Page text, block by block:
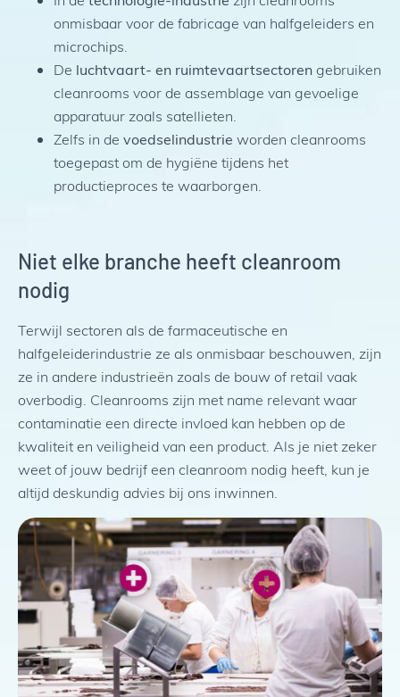
onmisbaar voor de fabricage van halfgeleiders en
microchips.
De luchtvaart- en ruimtevaartsectorengebruiken
cleanrooms voor de assemblage van gevoelige
apparatuur zoals satellieten.
Zelfs in de voedselindustrie worden cleanrooms
toegepast om de hygiëne tijdens het
productieproces te waarborgen.
Niet elke branche heeft cleanroom
nodig
Terwijl sectoren als de farmaceutische en
halfgeleiderindustrie ze als onmisbaar beschouwen, zijn
ze in andere industrieën zoals de bouw of retail vaak
overbodig. Cleanrooms zijn met name relevant waar
contaminatie een directe invloed kan hebben op de
kwaliteit en veiligheid van een product. Als je niet zeker
weet of jouw bedrijf een cleanroom nodig heeft, kun je
altijd deskundig advies bij ons inwinnen.